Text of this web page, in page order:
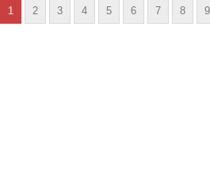
1 2 3 4 5 6 7 8 9